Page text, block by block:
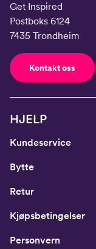
Get Inspired
Postboks 6124
7435 Trondheim
Kontakt oss
HJELP
Kundeservice
Bytte
Retur
Kjøpsbetingelser
Personvern